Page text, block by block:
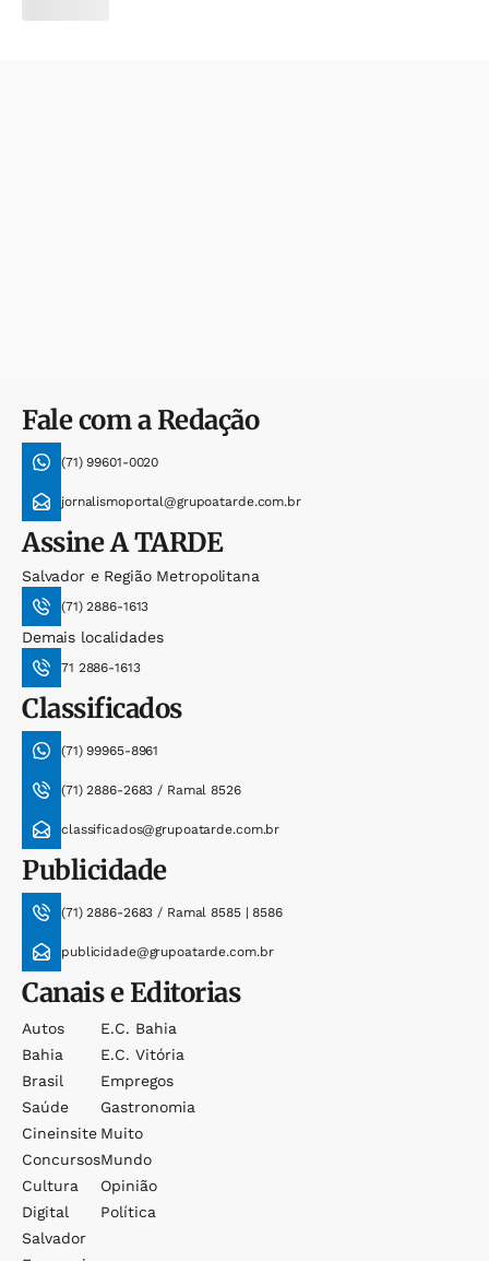
Fale com a Redação
(71) 99601-0020
jornalismoportal@grupoatarde.com.br
AssineA TARDE
Salvador e Região Metropolitana
(71) 2886-1613
Demais localidades
71 2886-1613
Classificados
(71) 99965-8961
(71) 2886-2683 / Ramal 8526
classificados@grupoatarde.com.br
Publicidade
(71) 2886-2683 / Ramal 8585 | 8586
publicidade@grupoatarde.com.br
Canais e Editorias
Autos
Bahia
Brasil
Saúde
Cineinsite
Concursos
Cultura
Digital
Salvador
E.c. Bahia
E.c. Vitória
Empregos
Gastronomia
Muito
Mundo
Opinião
Política